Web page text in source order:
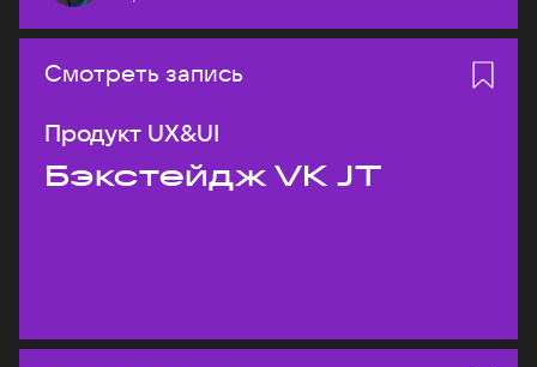
Смотреть запись
Продукт UX&UI
Бэкстейдж VK JT